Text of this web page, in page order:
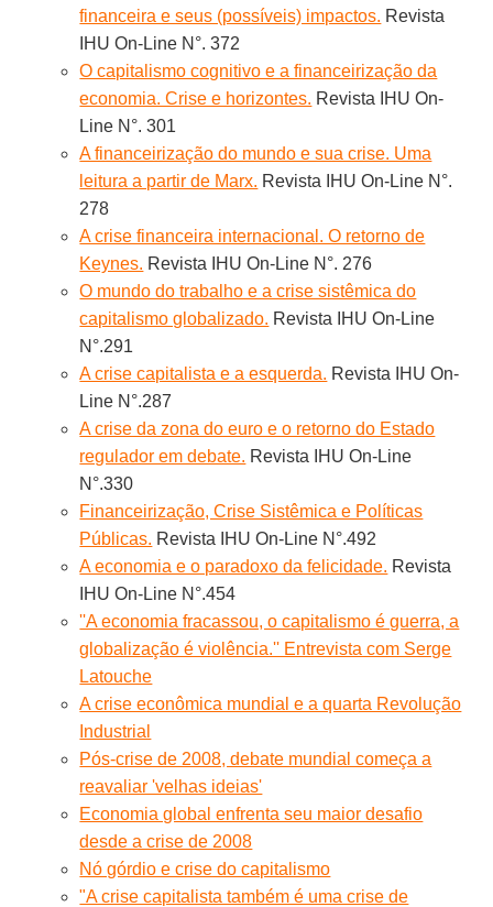
financeira e seus (possíveis) impactos. Revista
IHU On-Line N°. 372
O capitalismo cognitivo e a financeirização da
economia. Crise e horizontes. Revista IHU On-
Line N°. 301
A financeirização do mundo e sua crise. Uma
leitura a partir de Marx. Revista IHU On-Line N°.
278
A crise financeira internacional. O retorno de
Keynes. Revista IHU On-Line N°. 276
O mundo do trabalho e a crise sistêmica do
capitalismo globalizado. Revista IHU On-Line
N°.291
A crise capitalista e a esquerda. Revista IHU On-
Line N°.287
A crise da zona do euro e o retorno do Estado
regulador em debate. Revista IHU On-Line
N°.330
Financeirização, Crise Sistêmica e Políticas
Públicas. Revista IHU On-Line N°.492
A economia e o paradoxo da felicidade. Revista
IHU On-Line N°.454
''A economia fracassou, o capitalismo é guerra, a
globalização é violência.'' Entrevista com Serge
Latouche
A crise econômica mundial e a quarta Revolução
Industrial
Pós-crise de 2008, debate mundial começa a
reavaliar 'velhas ideias'
Economia global enfrenta seu maior desafio
desde a crise de 2008
Nó górdio e crise do capitalismo
"A crise capitalista também é uma crise de